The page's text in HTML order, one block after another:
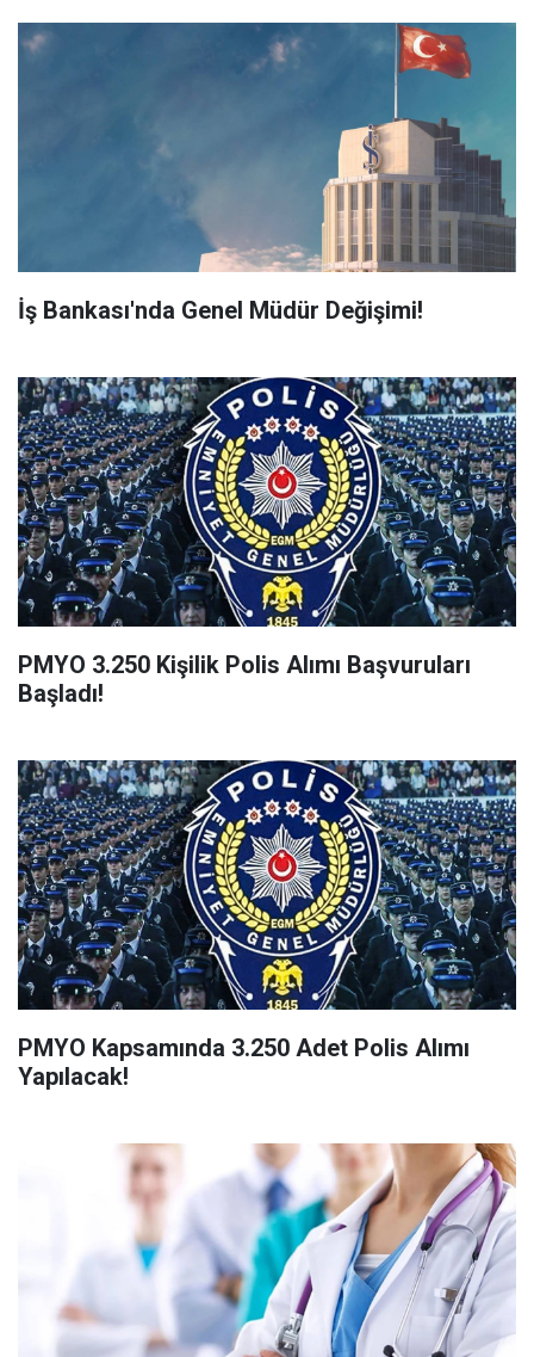
İş Bankası'nda Genel Müdür Değişimi!
PMYO 3.250 Kişilik Polis Alımı Başvuruları
Başladı!
PMYO Kapsamında 3.250 Adet Polis Alımı
Yapılacak!